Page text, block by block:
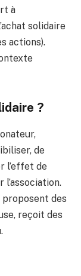
à
solidaire
actions).
?
de
l’effet de
proposent des
reçoit des